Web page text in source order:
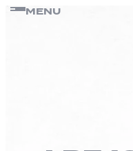
Passer
MENU
Panneau de